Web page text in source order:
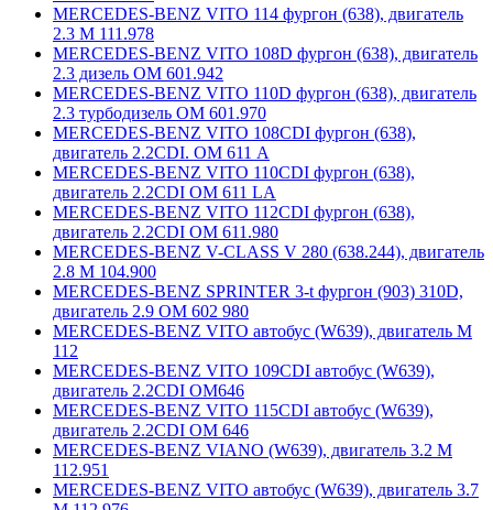
MERCEDES-BENZ VITO 114 фургон (638), двигатель
2.3 М 111.978
MERCEDES-BENZ VITO 108D фургон (638), двигатель
2.3 дизель ОМ 601.942
MERCEDES-BENZ VITO 110D фургон (638), двигатель
2.3 турбодизель ОМ 601.970
MERCEDES-BENZ VITO 108CDI фургон (638),
двигатель 2.2CDI. ОМ 611 А
MERCEDES-BENZ VITO 110CDI фургон (638),
двигатель 2.2CDI ОМ 611 LA
MERCEDES-BENZ VITO 112CDI фургон (638),
двигатель 2.2CDI ОМ 611.980
MERCEDES-BENZ V-CLASS V 280 (638.244), двигатель
2.8 М 104.900
MERCEDES-BENZ SPRINTER 3-t фургон (903) 310D,
двигатель 2.9 ОМ 602 980
MERCEDES-BENZ VITO автобус (W639), двигатель М
112
MERCEDES-BENZ VITO 109CDI автобус (W639),
двигатель 2.2CDI ОМ646
MERCEDES-BENZ VITO 115CDI автобус (W639),
двигатель 2.2CDI ОМ 646
MERCEDES-BENZ VIANO (W639), двигатель 3.2 М
112.951
MERCEDES-BENZ VITO автобус (W639), двигатель 3.7